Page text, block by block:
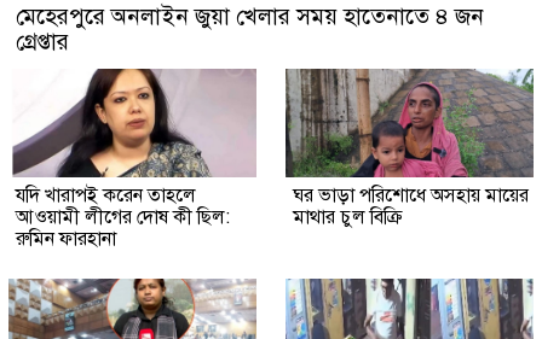
মেহেরপুরে অনলাইন জুয়া খেলার সময় হাতেনাতে ৪ জন
গ্রেপ্তার
যদি খারাপই করেন তাহলে
আওয়ামী লীগের দোষ কী ছিল:
রুমিন ফারহানা
ঘর ভাড়া পরিশোধে অসহায় মায়ের
মাথার চুল বিক্রি